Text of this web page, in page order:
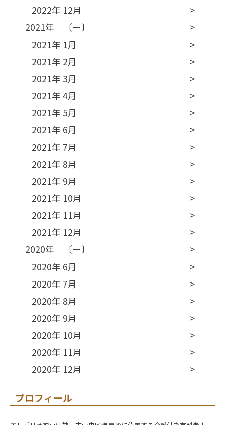
2022年 12月
2021年 〔ー〕
2021年 1月
2021年 2月
2021年 3月
2021年 4月
2021年 5月
2021年 6月
2021年 7月
2021年 8月
2021年 9月
2021年 10月
2021年 11月
2021年 12月
2020年 〔ー〕
2020年 6月
2020年 7月
2020年 8月
2020年 9月
2020年 10月
2020年 11月
2020年 12月
プロフィール